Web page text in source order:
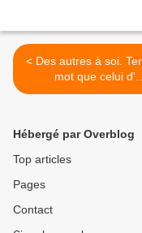
< Des autres à soi. Terrible
mot que celui d'
''asymptomatique''
Hébergé par Overblog
Top articles
Pages
Contact